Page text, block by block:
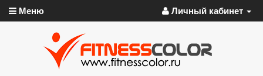
Меню Личный кабинет